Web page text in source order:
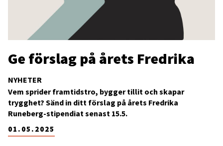
NYHETER
Ge förslag på årets Fredrika
01.05.2025
Vem sprider framtidstro, bygger tillit och skapar
trygghet? Sänd in ditt förslag på årets Fredrika
Runeberg-stipendiat senast 15.5.